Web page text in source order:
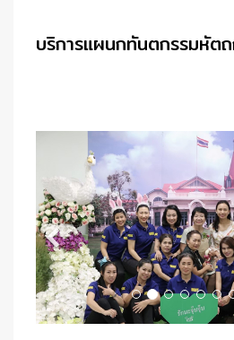
บริการแผนกทันตกรรมหัต